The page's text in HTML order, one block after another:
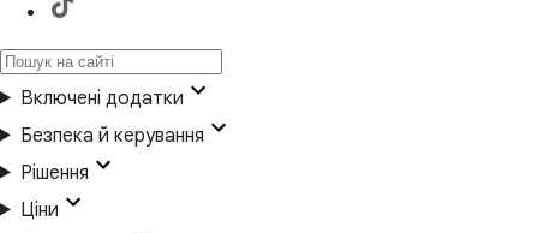
Включені додатки
Безпека й керування
Рішення
Ціни